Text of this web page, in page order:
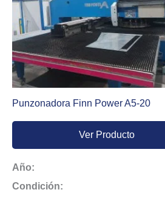
Punzonadora Finn Power A5-20
Ver Producto
Año:
Condición: